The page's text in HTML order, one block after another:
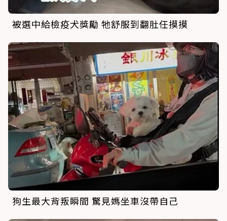
被選中給檢疫犬獎勵 牠舒服到翻肚任摸摸
狗生最大背叛瞬間 驚見媽坐車沒帶自己